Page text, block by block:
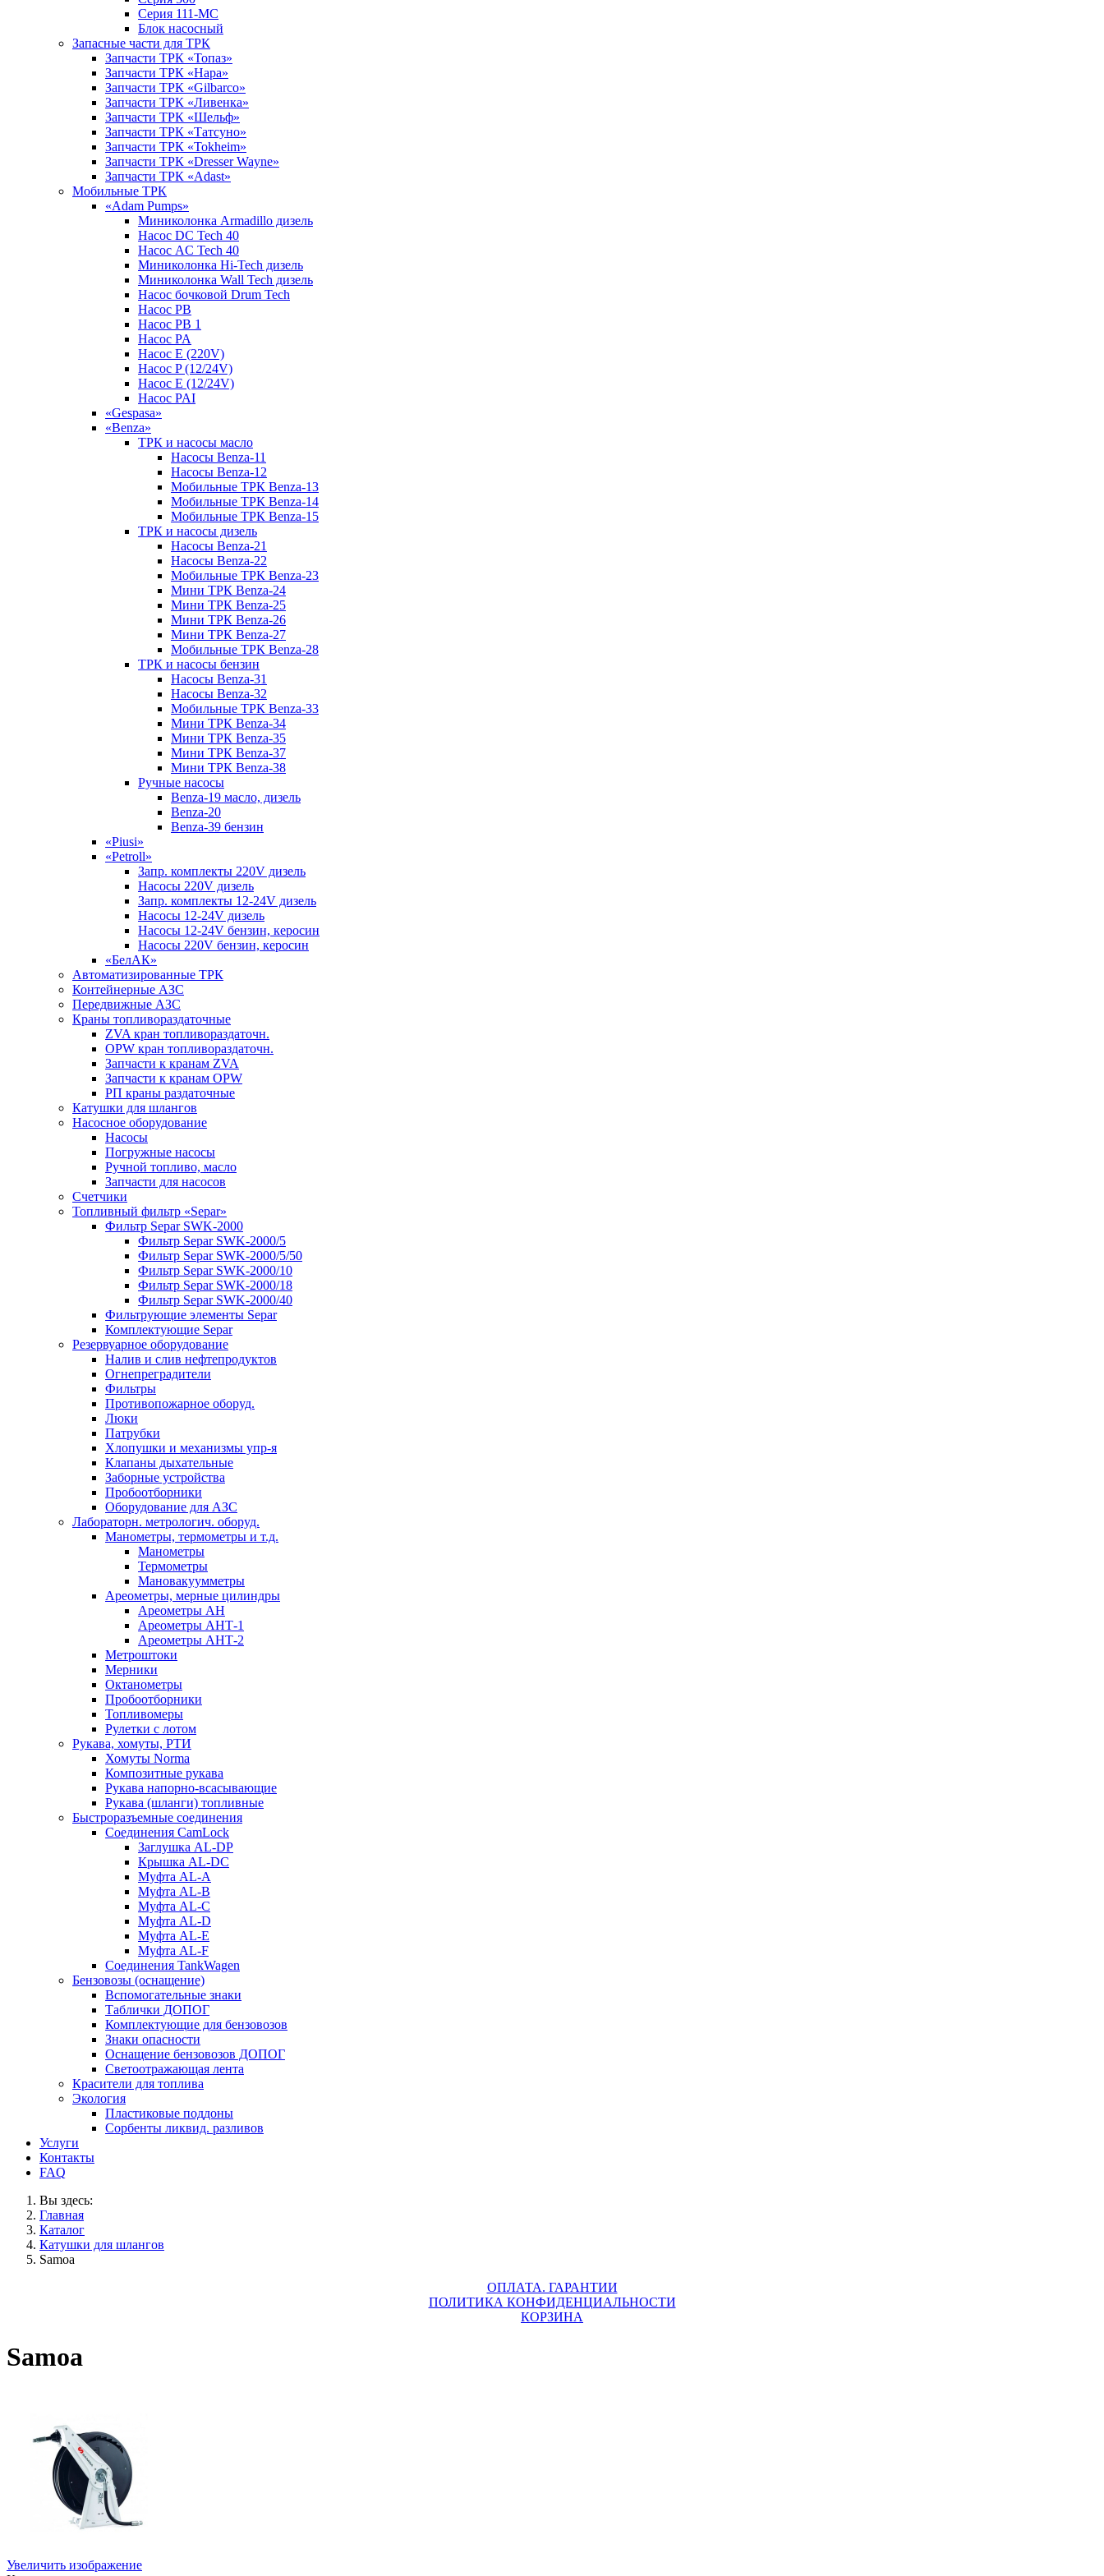
Серия 111-МС
Блок насосный
Запасные части для ТРК
Запчасти ТРК «Топаз»
Запчасти ТРК «Нара»
Запчасти ТРК «Gilbarco»
Запчасти ТРК «Ливенка»
Запчасти ТРК «Шельф»
Запчасти ТРК «Татсуно»
Запчасти ТРК «Tokheim»
Запчасти ТРК «Dresser Wayne»
Запчасти ТРК «Adast»
Мобильные ТРК
«Adam Pumps»
Миниколонка Armadillo дизель
Насос DC Tech 40
Насос AC Tech 40
Миниколонка Hi-Tech дизель
Миниколонка Wall Tech дизель
Насос бочковой Drum Tech
Насос PB
Насос PB 1
Насос PA
Насос E (220V)
Насос P (12/24V)
Насос E (12/24V)
Насос PAI
«Gespasa»
«Benza»
ТРК и насосы масло
Насосы Benza-11
Насосы Benza-12
Мобильные ТРК Benza-13
Мобильные ТРК Benza-14
Мобильные ТРК Benza-15
ТРК и насосы дизель
Насосы Benza-21
Насосы Benza-22
Мобильные ТРК Benza-23
Мини ТРК Benza-24
Мини ТРК Benza-25
Мини ТРК Benza-26
Мини ТРК Benza-27
Мобильные ТРК Benza-28
ТРК и насосы бензин
Насосы Benza-31
Насосы Benza-32
Мобильные ТРК Benza-33
Мини ТРК Benza-34
Мини ТРК Benza-35
Мини ТРК Benza-37
Мини ТРК Benza-38
Ручные насосы
Benza-19 масло, дизель
Benza-20
Benza-39 бензин
«Piusi»
«Petroll»
Запр. комплекты 220V дизель
Насосы 220V дизель
Запр. комплекты 12-24V дизель
Насосы 12-24V дизель
Насосы 12-24V бензин, керосин
Насосы 220V бензин, керосин
«БелАК»
Автоматизированные ТРК
Контейнерные АЗС
Передвижные АЗС
Краны топливораздаточные
ZVA кран топливораздаточн.
OPW кран топливораздаточн.
Запчасти к кранам ZVA
Запчасти к кранам OPW
РП краны раздаточные
Катушки для шлангов
Насосное оборудование
Насосы
Погружные насосы
Ручной топливо, масло
Запчасти для насосов
Счетчики
Топливный фильтр «Separ»
Фильтр Separ SWK-2000
Фильтр Separ SWK-2000/5
Фильтр Separ SWK-2000/5/50
Фильтр Separ SWK-2000/10
Фильтр Separ SWK-2000/18
Фильтр Separ SWK-2000/40
Фильтрующие элементы Separ
Комплектующие Separ
Резервуарное оборудование
Налив и слив нефтепродуктов
Огнепреградители
Фильтры
Противопожарное оборуд.
Люки
Патрубки
Хлопушки и механизмы упр-я
Клапаны дыхательные
Заборные устройства
Пробоотборники
Оборудование для АЗС
Лабораторн. метрологич. оборуд.
Манометры, термометры и т.д.
Манометры
Термометры
Мановакуумметры
Ареометры, мерные цилиндры
Ареометры АН
Ареометры АНТ-1
Ареометры АНТ-2
Метроштоки
Мерники
Октанометры
Пробоотборники
Топливомеры
Рулетки с лотом
Рукава, хомуты, РТИ
Хомуты Norma
Композитные рукава
Рукава напорно-всасывающие
Рукава (шланги) топливные
Быстроразъемные соединения
Соединения CamLock
Заглушка AL-DP
Крышка AL-DC
Муфта AL-A
Муфта AL-B
Муфта AL-C
Муфта AL-D
Муфта AL-E
Муфта AL-F
Соединения TankWagen
Бензовозы (оснащение)
Вспомогательные знаки
Таблички ДОПОГ
Комплектующие для бензовозов
Знаки опасности
Оснащение бензовозов ДОПОГ
Светоотражающая лента
Красители для топлива
Экология
Пластиковые поддоны
Сорбенты ликвид. разливов
Услуги
Контакты
FAQ
Вы здесь:
Главная
Каталог
Катушки для шлангов
Samoa
ОПЛАТА. ГАРАНТИИ
ПОЛИТИКА КОНФИДЕНЦИАЛЬНОСТИ
КОРЗИНА
Samoa
Увеличить изображение